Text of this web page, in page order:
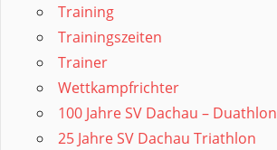
Training
Trainingszeiten
Trainer
Wettkampfrichter
100 Jahre SV Dachau – Duathlon
25 Jahre SV Dachau Triathlon